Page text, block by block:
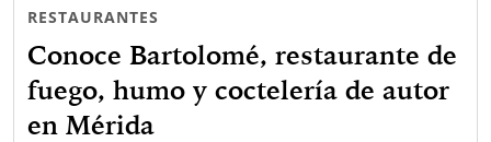
RESTAURANTES
Conoce Bartolomé, restaurante de
fuego, humo y coctelería de autor
en Mérida